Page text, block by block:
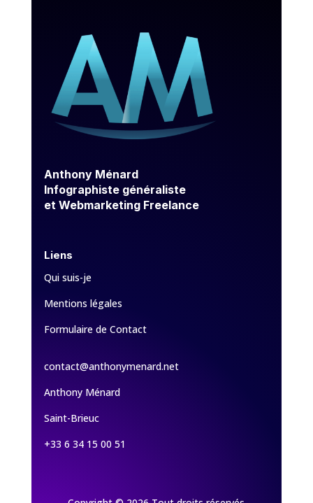
Anthony Ménard
Infographiste généraliste
et Webmarketing Freelance
Liens
Qui suis-je
Mentions légales
Formulaire de Contact
contact@anthonymenard.net
Anthony Ménard
Saint-Brieuc
+33 6 34 15 00 51